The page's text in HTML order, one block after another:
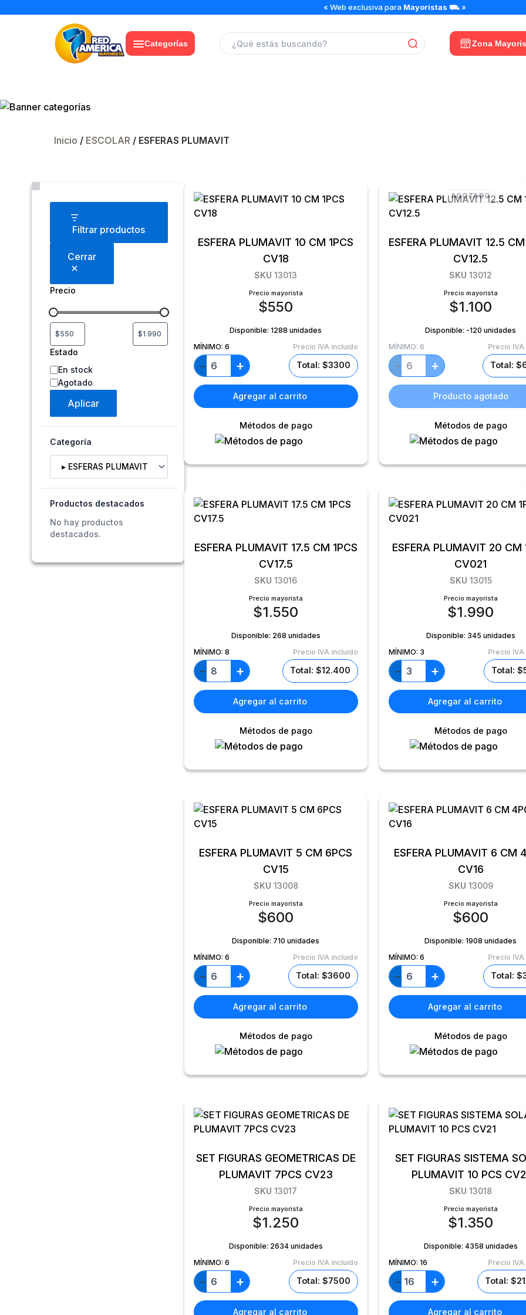
« Web exclusiva para Mayoristas ⛟ »
Categorías Zona
Inicio / ESCOLAR / ESFERAS PLUMAVIT
Filtrar productos
Cerrar
Precio
Estado
En stock
Agotado
Aplicar
Categoría
Productos destacados
No hay productos
destacados.
ESFERA PLUMAVIT 10 CM 1PCS
CV18
SKU 13013
Precio mayorista
$550
Disponible:1288 unidades
MÍNIMO: 6 Precio IVA incluido
− + Total: $3300
Agregar al carrito
Métodos de pago
AGOTADO
ESFERA PLUMAVIT 12.5 CM
CV12.5
SKU 13012
Precio mayorista
$1.100
Disponible: -120 unidades
MÍNIMO: 6 Precio IVA
− + Total:
Producto agotado
Métodos de pago
ESFERA PLUMAVIT 17.5 CM 1PCS
CV17.5
SKU 13016
Precio mayorista
$1.550
Disponible: 268 unidades
MÍNIMO: 8 Precio IVA incluido
− + Total: $12.400
Agregar al carrito
Métodos de pago
ESFERA PLUMAVIT 20 CM
CV021
SKU 13015
Precio mayorista
$1.990
Disponible: 345 unidades
MÍNIMO: 3 Precio IVA
− + Total:
Agregar al carrito
Métodos de pago
ESFERA PLUMAVIT 5 CM 6PCS
CV15
SKU 13008
Precio mayorista
$600
Disponible: 710 unidades
MÍNIMO: 6 Precio IVA incluido
− + Total: $3600
Agregar al carrito
Métodos de pago
ESFERA PLUMAVIT 6 CM
CV16
SKU 13009
Precio mayorista
$600
Disponible:1908 unidades
MÍNIMO: 6 Precio IVA
− + Total:
Agregar al carrito
Métodos de pago
SET FIGURAS GEOMETRICAS DE
PLUMAVIT 7PCS CV23
SKU 13017
Precio mayorista
$1.250
Disponible: 2634 unidades
MÍNIMO: 6 Precio IVA incluido
− + Total: $7500
Agregar al carrito
SET FIGURAS SISTEMA
PLUMAVIT 10 PCS
SKU 13018
Precio mayorista
$1.350
Disponible: 4358 unidades
MÍNIMO: 16 Precio IVA
− + Total:
Agregar al carrito